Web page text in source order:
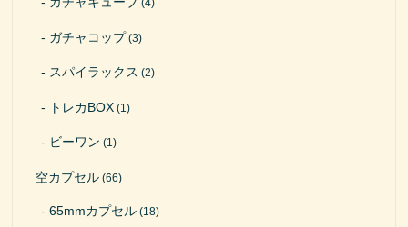
(4)
ガチャコップ(3)
スパイラックス (2)
トレカBOX (1)
ビーワン (1)
空カプセル (66)
65mmカプセル (18)